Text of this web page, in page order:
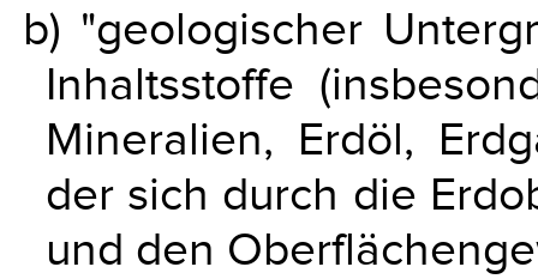
b) "geologischer
Inhaltsstoffe
Mineralien, Erdöl,
der sich durch die
und den